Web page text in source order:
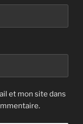
et mon site dans